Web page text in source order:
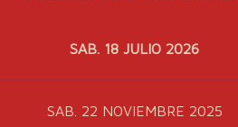
SAB. 18 JULIO 2026
SAB. 22 NOVIEMBRE 2025